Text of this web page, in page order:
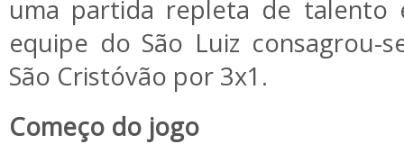
uma partida repleta de talento
equipe do São Luiz consagrou-
São Cristóvão por 3x1.
Começo do jogo